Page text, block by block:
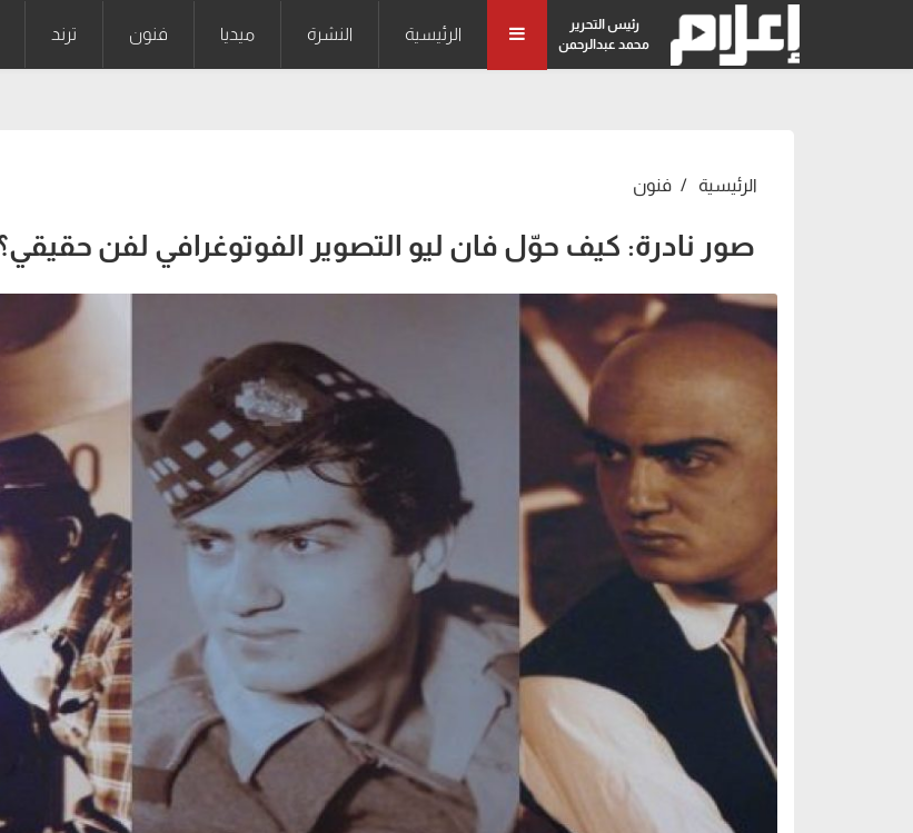
رئيس التحرير
محمد عبدالرحمن
الرئيسية النشرة ميديا فنون ترند
الرئيسية فنون
صور نادرة: كيف حوّل فان ليو التصوير الفوتوغرافي لفن